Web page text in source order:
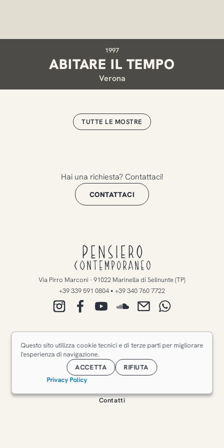
1997
ABITARE IL TEMPO
Verona
TUTTE LE MOSTRE
Hai una richiesta? Contattaci!
CONTATTACI
Pensiero
Contemporaneo
Via Pirro Marconi -91022 Marinella di Selinunte(TP)
+39 339 591 0804 • +39 340 760 7722
Il Giardino
Eventi
Chi siamo
Contatti
Questo sito utilizza cookie tecnici e di terze parti per migliorare
l'esperienza di navigazione.
ACCETTA
RIFIUTA
Privacy Policy